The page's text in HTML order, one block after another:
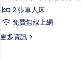
有
相
片
海
景
的
情
房,
2
張
單
2 張單人床
免費無線上網
更多資訊
更